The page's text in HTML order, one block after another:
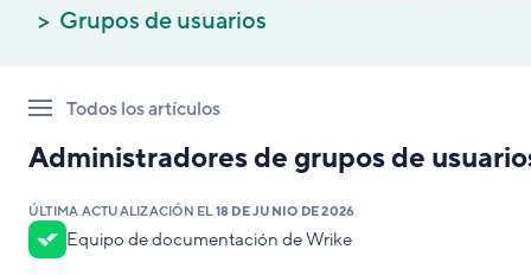
Grupos de usuarios
Todos los artículos
Administradores de grupos de
ÚLTIMA ACTUALIZACIÓN EL 18 DE JUNIO DE 2026
Equipo de documentación de Wrike